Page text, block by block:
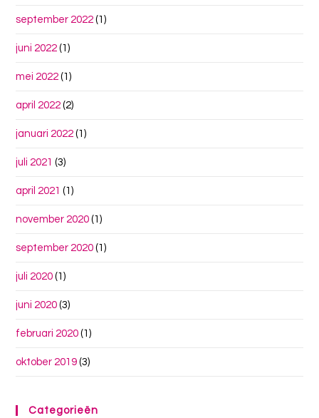
september 2022 (1)
juni 2022 (1)
mei 2022 (1)
april 2022 (2)
januari 2022 (1)
juli 2021 (3)
april 2021 (1)
november 2020 (1)
september 2020 (1)
juli 2020 (1)
juni 2020 (3)
februari 2020 (1)
oktober 2019 (3)
Categorieën